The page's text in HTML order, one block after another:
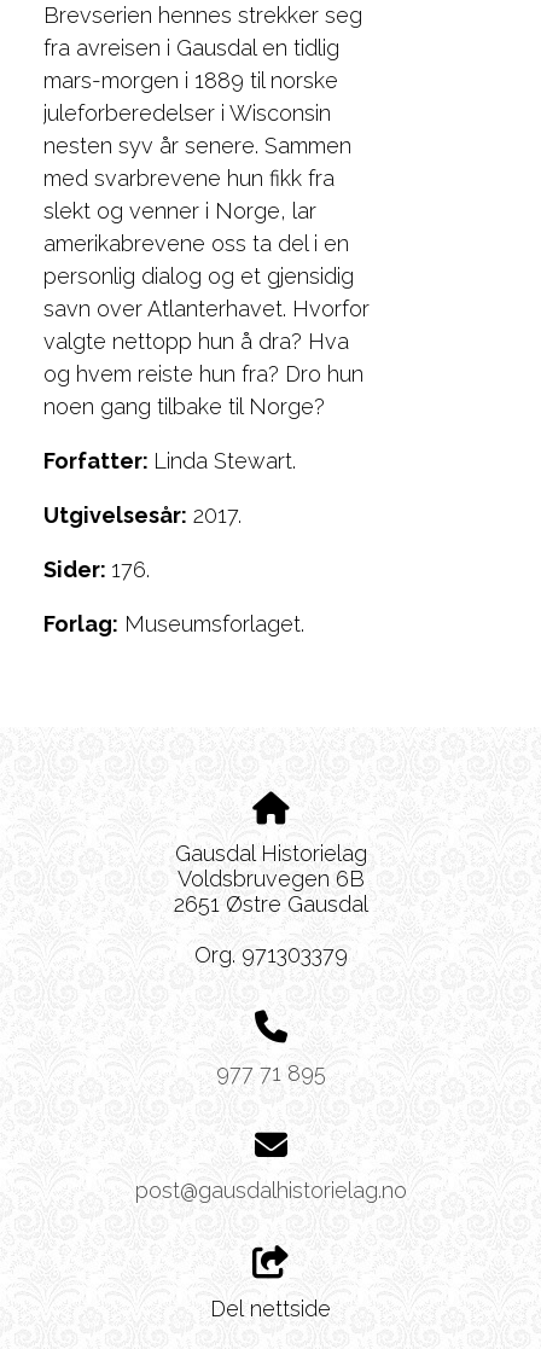
Brevserien hennes strekker seg
fra avreisen i Gausdal en tidlig
mars-morgen i 1889 til norske
juleforberedelser i Wisconsin
nesten syv år senere. Sammen
med svarbrevene hun fikk fra
slekt og venner i Norge, lar
amerikabrevene oss ta del i en
personlig dialog og et gjensidig
savn over Atlanterhavet. Hvorfor
valgte nettopp hun å dra? Hva
og hvem reiste hun fra? Dro hun
noen gang tilbake til Norge?
Forfatter: Linda Stewart.
Utgivelsesår: 2017.
Sider: 176.
Forlag: Museumsforlaget.
Gausdal Historielag
Voldsbruvegen 6B
2651 Østre Gausdal
Org. 971303379
977 71 895
post@gausdalhistorielag.no
Del nettside